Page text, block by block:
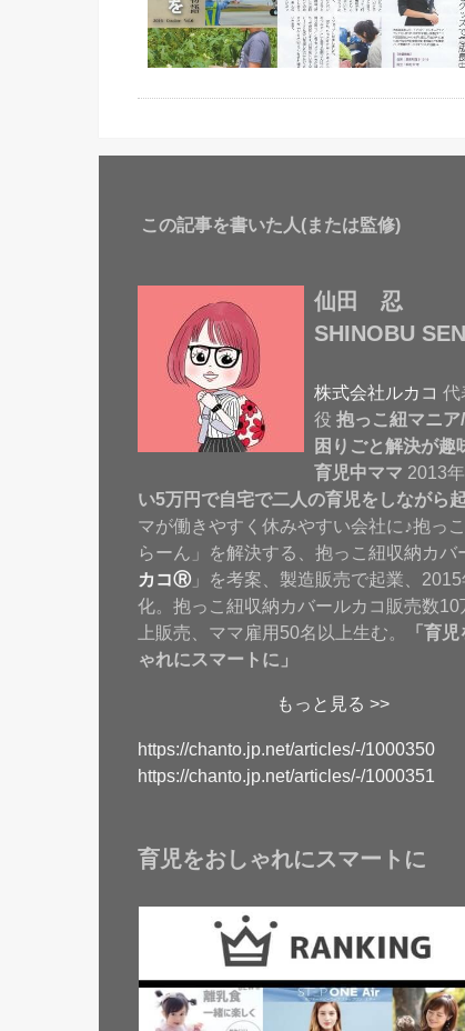
この記事を書いた人(または監修)
仙田 忍
SHINOBU
株式会社ルカコ 代
役 抱っこ紐マニア
困りごと解決が趣
育児中ママ 2013年
い5万円で自宅で二人の育児をしながら
マが働きやすく休みやすい会社に♪抱っ
らーん」を解決する、抱っこ紐収納カバ
カコⓇ 」を考案、製造販売で起業、2015
化。抱っこ紐収納カバールカコ販売数10
上販売、ママ雇用50名以上生む。
「育
ゃれにスマートに」
もっと見る >>
https://chanto.jp.net/articles/-/1000350
https://chanto.jp.net/articles/-/1000351
育児をおしゃれにスマートに